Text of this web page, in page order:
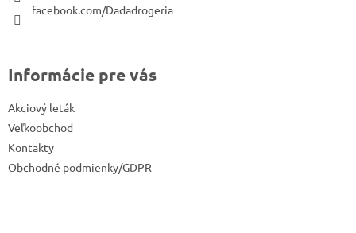
facebook.com/Dadadrogeria
Informácie pre vás
Akciový leták
Veľkoobchod
Kontakty
Obchodné podmienky/GDPR